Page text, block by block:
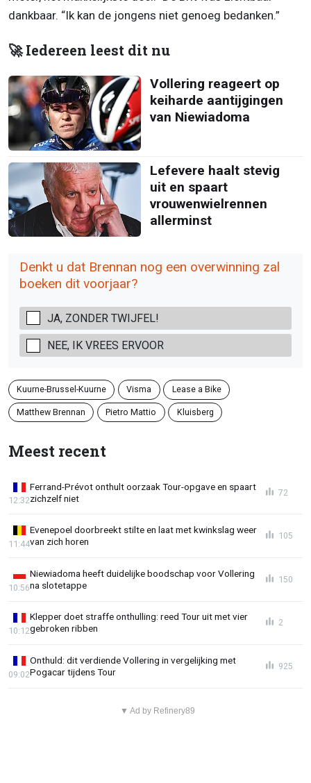
dankbaar. “Ik kan de jongens niet genoeg bedanken.”
🚀 Iedereen leest dit nu
Vollering reageert op
keiharde aantijgingen
van Niewiadoma
Lefevere haalt stevig
uit en spaart
vrouwenwielrennen
allerminst
Denkt u dat Brennan nog een overwinning zal
boeken dit voorjaar?
JA, ZONDER TWIJFEL!
NEE, IK VREES ERVOOR
Kuurne-Brussel-Kuurne Visma Lease a Bike
Matthew Brennan Pietro Mattio Kluisberg
Meest recent
Ferrand-Prévot onthult oorzaak Tour-opgave en spaart
zichzelf niet
12:32
72
Evenepoel doorbreekt stilte en laat met kwinkslag weer
van zich horen
11:44
105
Niewiadoma heeft duidelijke boodschap voor Vollering
na slotetappe
10:56
150
Klepper doet straffe onthulling: reed Tour uit met vier
gebroken ribben
10:12
2
Onthuld: dit verdiende Vollering in vergelijking met
Pogacar tijdens Tour
09:02
925
▼ Ad by Refinery89